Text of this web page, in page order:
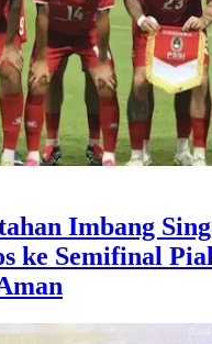
Imbang
ke Semifinal